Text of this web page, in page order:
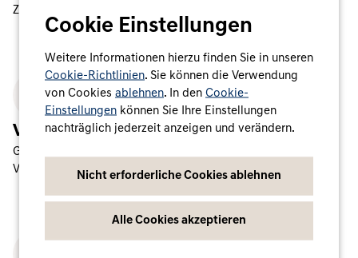
Zugang.
Voller Ladekomfort
Genießen Sie Elektromobilität ganz einfach: mit einem
Vertrag, einer Ladekarte und einem Zugang.
Cookie Einstellungen
Weitere Informationen hierzu finden Sie in unseren
Cookie-Richtlinien. Sie können die Verwendung
von Cookies ablehnen. In den Cookie-
Einstellungen können Sie Ihre Einstellungen
nachträglich jederzeit anzeigen und verändern.
Nicht erforderliche Cookies ablehnen
Alle Cookies akzeptieren